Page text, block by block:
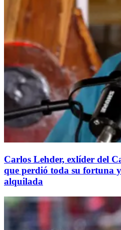
Carlos Lehder, exlíder del
que perdió toda su fortuna
alquilada